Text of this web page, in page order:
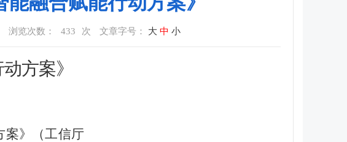
浏览次数： 433 次 文章字号： 大 中 小
方案》
案》（工信厅